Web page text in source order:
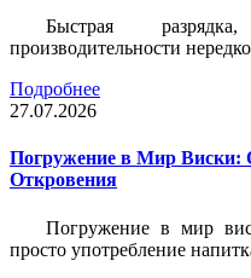
Быстрая
производительности
Подробнее
27.07.2026
Погружение в Мир Виски:
Откровения
Погружение в мир
просто употребление